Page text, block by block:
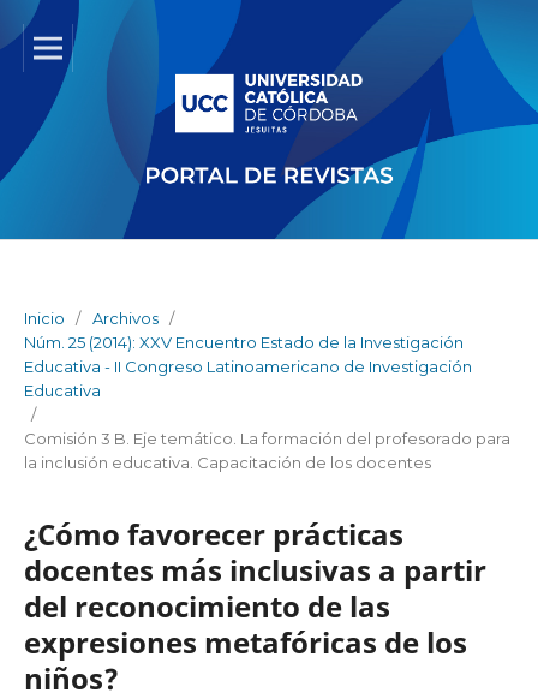
Inicio / Archivos /
Núm. 25 (2014): XXV Encuentro Estado de la Investigación
Educativa - II Congreso Latinoamericano de Investigación
Educativa
/
Comisión 3 B. Eje temático. La formación del profesorado para
la inclusión educativa. Capacitación de los docentes
¿Cómo favorecer prácticas
docentes más inclusivas a partir
del reconocimiento de las
expresiones metafóricas de los
niños?